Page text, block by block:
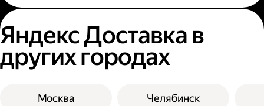
Яндекс Доставка в
других городах
Москва Челябинск